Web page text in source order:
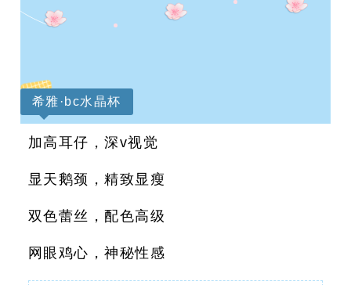
希雅·bc水晶杯
加高耳仔，深v视觉
显天鹅颈，精致显瘦
双色蕾丝，配色高级
网眼鸡心，神秘性感